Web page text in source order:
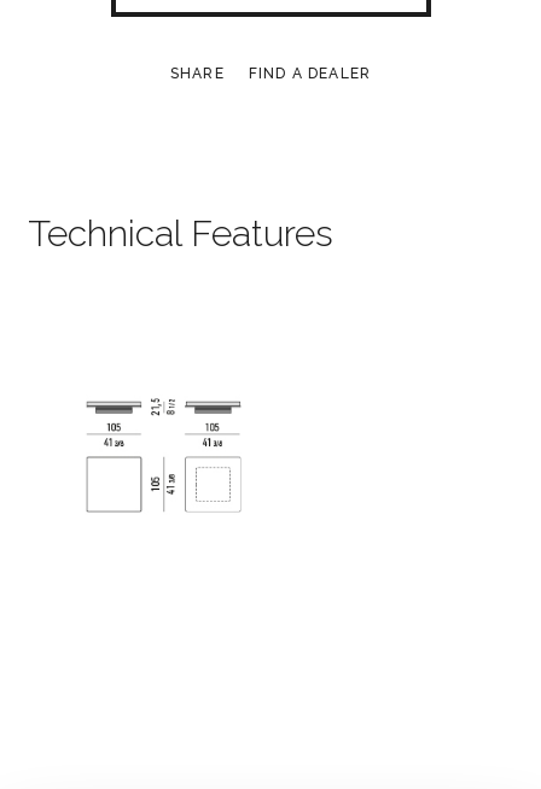
SHARE FIND A DEALER
Technical Features